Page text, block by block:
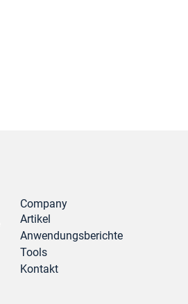
Company
Artikel
Anwendungsberichte
Tools
Kontakt